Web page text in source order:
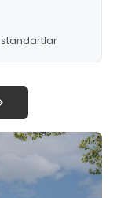
standartlar